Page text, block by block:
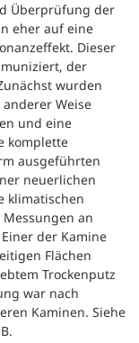
Überprüfung der
eher auf eine
Dieser
der
wurden
Weise
und eine
komplette
ausgeführten
neuerlichen
klimatischen
an
der Kamine
Flächen
Trockenputz
war nach
Kaminen. Siehe